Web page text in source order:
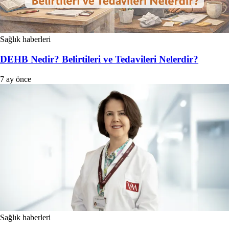
Sağlık haberleri
DEHB Nedir? Belirtileri ve Tedavileri Nelerdir?
7 ay önce
Sağlık haberleri